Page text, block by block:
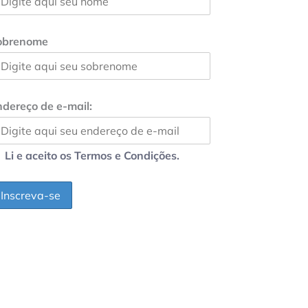
de e-mail:
Li e aceito os Termos e Condições.